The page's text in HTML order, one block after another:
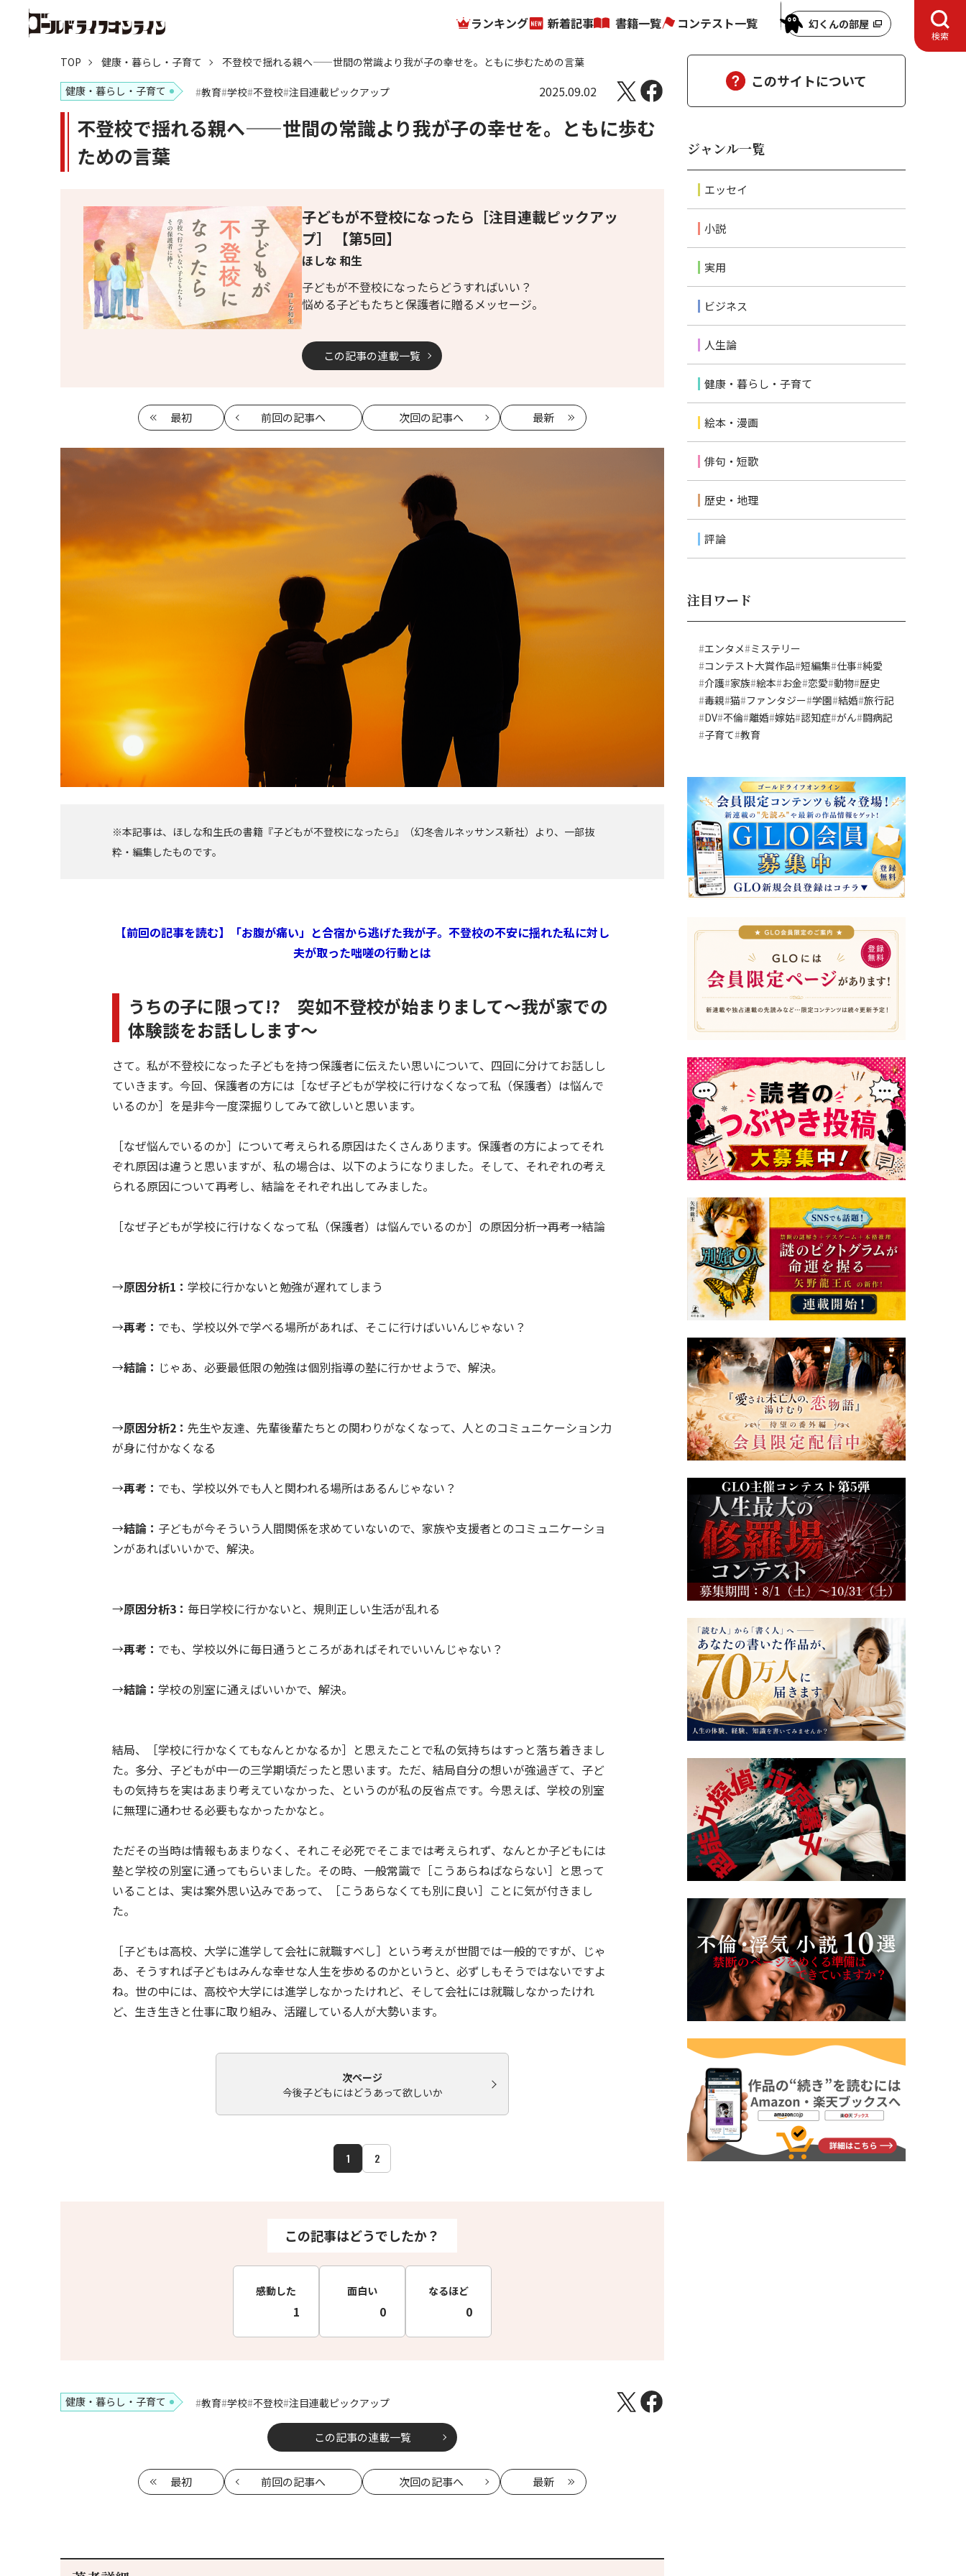
ランキング 新着記事 書籍一覧 コンテスト一覧 幻くんの部屋
検索
TOP 健康・暮らし・子育て
不登校で揺れる親へ——世間の常識より我が子の幸せを。ともに歩むための言葉
健康・暮らし・子育て
教育 学校 不登校 注目連載ピックアップ 2025.09.02
不登校で揺れる親へ——世間の常識より我が子の幸せを。ともに歩む
ための言葉
子どもが不登校になったら［注目連載ピックアッ
プ］ 【第5回】
ほしな 和生
子どもが不登校になったらどうすればいい？
悩める子どもたちと保護者に贈るメッセージ。
この記事の連載一覧
最初 前回の記事へ 次回の記事へ 最新
※本記事は、ほしな和生氏の書籍『子どもが不登校になったら』（幻冬舎ルネッサンス新社）より、一部抜
粋・編集したものです。
【前回の記事を読む】「お腹が痛い」と合宿から逃げた我が子。不登校の不安に揺れた私に対し
夫が取った咄嗟の行動とは
うちの子に限って!? 突如不登校が始まりまして～我が家での
体験談をお話しします～
さて。私が不登校になった子どもを持つ保護者に伝えたい思いについて、四回に分けてお話しし
ていきます。今回、保護者の方には［なぜ子どもが学校に行けなくなって私（保護者）は悩んで
いるのか］を是非今一度深掘りしてみて欲しいと思います。
［なぜ悩んでいるのか］について考えられる原因はたくさんあります。保護者の方によってそれ
ぞれ原因は違うと思いますが、私の場合は、以下のようになりました。そして、それぞれの考え
られる原因について再考し、結論をそれぞれ出してみました。
［なぜ子どもが学校に行けなくなって私（保護者）は悩んでいるのか］の原因分析→再考→結論
→原因分析1： 学校に行かないと勉強が遅れてしまう
→再考： でも、学校以外で学べる場所があれば、そこに行けばいいんじゃない？
→結論： じゃあ、必要最低限の勉強は個別指導の塾に行かせようで、解決。
→原因分析2： 先生や友達、先輩後輩たちとの関わりがなくなって、人とのコミュニケーション力
が身に付かなくなる
→再考： でも、学校以外でも人と関われる場所はあるんじゃない？
→結論： 子どもが今そういう人間関係を求めていないので、家族や支援者とのコミュニケーショ
ンがあればいいかで、解決。
→原因分析3： 毎日学校に行かないと、規則正しい生活が乱れる
→再考： でも、学校以外に毎日通うところがあればそれでいいんじゃない？
→結論： 学校の別室に通えばいいかで、解決。
結局、［学校に行かなくてもなんとかなるか］と思えたことで私の気持ちはすっと落ち着きまし
た。多分、子どもが中一の三学期頃だったと思います。ただ、結局自分の想いが強過ぎて、子ど
もの気持ちを実はあまり考えていなかった、というのが私の反省点です。今思えば、学校の別室
に無理に通わせる必要もなかったかなと。
ただその当時は情報もあまりなく、それこそ必死でそこまでは考えられず、なんとか子どもには
塾と学校の別室に通ってもらいました。その時、一般常識で［こうあらねばならない］と思って
いることは、実は案外思い込みであって、［こうあらなくても別に良い］ことに気が付きまし
た。
［子どもは高校、大学に進学して会社に就職すべし］という考えが世間では一般的ですが、じゃ
あ、そうすれば子どもはみんな幸せな人生を歩めるのかというと、必ずしもそうではないですよ
ね。世の中には、高校や大学には進学しなかったけれど、そして会社には就職しなかったけれ
ど、生き生きと仕事に取り組み、活躍している人が大勢います。
次ページ
今後子どもにはどうあって欲しいか
1 2
この記事はどうでしたか？
感動した
1
面白い
0
なるほど
0
健康・暮らし・子育て 教育 学校 不登校 注目連載ピックアップ
この記事の連載一覧
最初 前回の記事へ 次回の記事へ 最新
このサイトについて
ジャンル一覧
エッセイ
小説
実用
ビジネス
人生論
健康・暮らし・子育て
絵本・漫画
俳句・短歌
歴史・地理
評論
注目ワード
エンタメ ミステリー
コンテスト大賞作品 短編集 仕事 純愛
介護 家族 絵本 お金 恋愛 動物 歴史
毒親 猫 ファンタジー 学園 結婚 旅行記
DV 不倫 離婚 嫁姑 認知症 がん 闘病記
子育て 教育